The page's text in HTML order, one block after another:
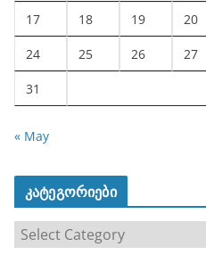
17 18 19 20
24 25 26 27
31
« May
კატეგორიები